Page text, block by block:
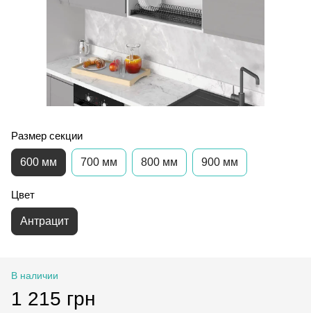
Размер секции
600 мм 700 мм 800 мм 900 мм
Цвет
Антрацит
В наличии
1 215 грн